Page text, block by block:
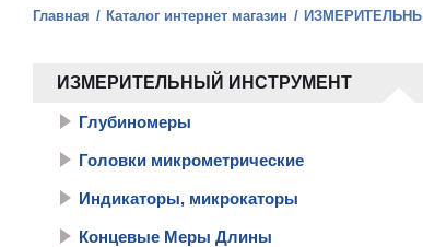
Главная Каталог интернет магазин
ИЗМЕРИТЕЛЬНЫЙ ИНСТРУМЕНТ
Глубиномеры
Головки микрометрические
Индикаторы, микрокаторы
Концевые Меры Длины